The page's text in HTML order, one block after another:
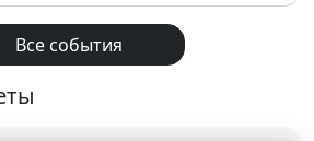
Все события